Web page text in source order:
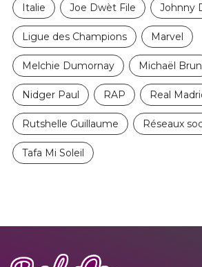
Italie Joe Dwèt File Johnny
Ligue des Champions Marvel
Melchie Dumornay Michaël Brun
Nidger Paul RAP Real
Rutshelle Guillaume Réseaux
Tafa Mi Soleil